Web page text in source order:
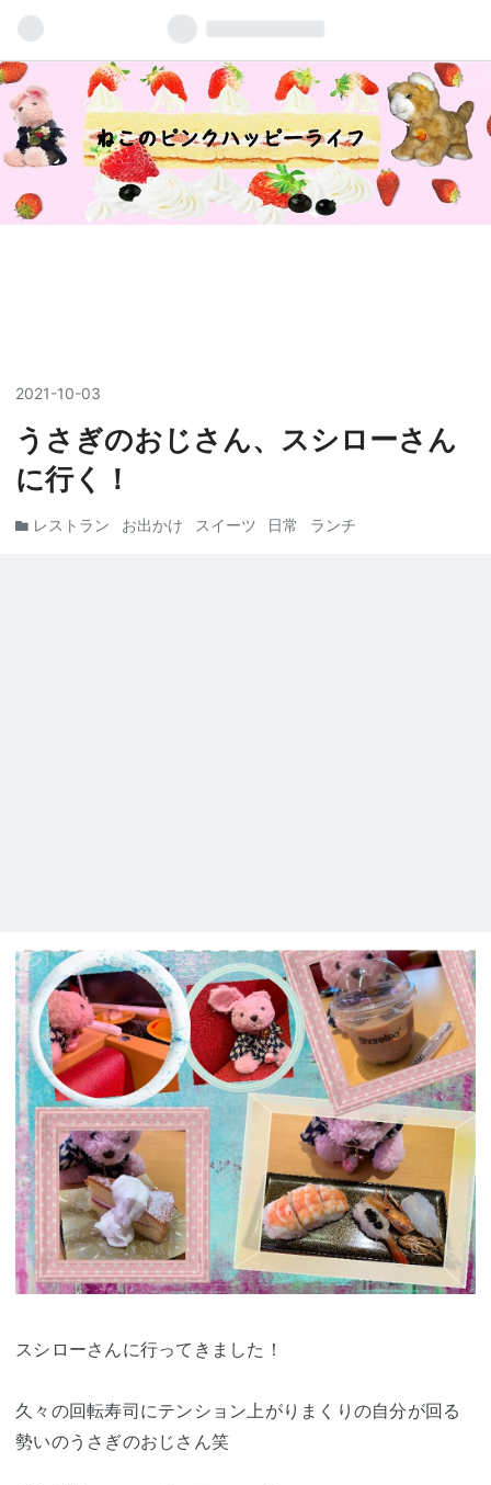
2021-10-03
うさぎのおじさん、スシローさん
に行く！
レストラン お出かけ スイーツ 日常 ランチ
スシローさんに行ってきました！
久々の回転寿司にテンション上がりまくりの自分が回る
勢いのうさぎのおじさん笑